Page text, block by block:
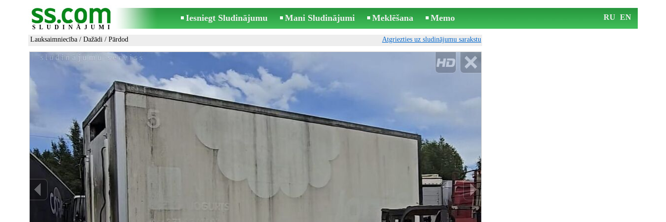
SLUDINĀJUMI
Iesniegt Sludinājumu Mani Sludinājumi Meklēšana Memo RU EN
Lauksaimniecība / Dažādi / Pārdod Atgriezties uz sludinājumu sarakstu